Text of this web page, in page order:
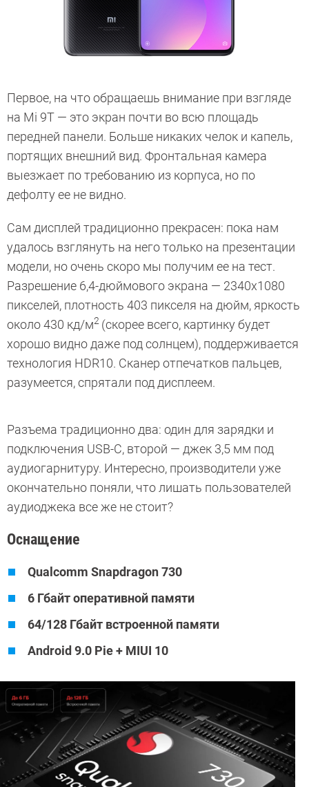
Первое, на что обращаешь внимание при взгляде
на Mi 9T — это экран почти во всю площадь
передней панели. Больше никаких челок и капель,
портящих внешний вид. Фронтальная камера
выезжает по требованию из корпуса, но по
дефолту ее не видно.
Сам дисплей традиционно прекрасен: пока нам
удалось взглянуть на него только на презентации
модели, но очень скоро мы получим ее на тест.
Разрешение 6,4-дюймового экрана — 2340х1080
пикселей, плотность 403 пикселя на дюйм, яркость
около 430 кд/м2 (скорее всего, картинку будет
хорошо видно даже под солнцем), поддерживается
технология HDR10. Сканер отпечатков пальцев,
разумеется, спрятали под дисплеем.
Разъема традиционно два: один для зарядки и
подключения USB-C, второй — джек 3,5 мм под
аудиогарнитуру. Интересно, производители уже
окончательно поняли, что лишать пользователей
аудиоджека все же не стоит?
Оснащение
Qualcomm Snapdragon 730
6 Гбайт оперативной памяти
64/128 Гбайт встроенной памяти
Android 9.0 Pie + MIUI 10